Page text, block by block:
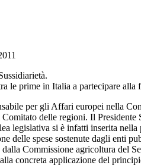
le prime in Italia a partecipare alla
per gli Affari europei nella
delle regioni. Il
legislativa si è infatti inserita
delle spese sostenute dagli enti
Commissione agricoltura del
concreta applicazione del